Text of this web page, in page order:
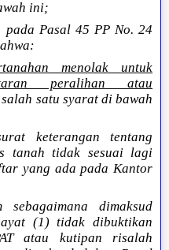
ini;
pada Pasal 45 PP No. 24
menolak untuk
peralihan atau
satu syarat di bawah
keterangan tentang
tanah tidak sesuai lagi
yang ada pada Kantor
dimaksud
(1) tidak dibuktikan
atau kutipan risalah